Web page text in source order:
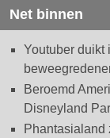
Net binnen
Youtuber duikt
Beroemd
Disneyland
Phantasialand